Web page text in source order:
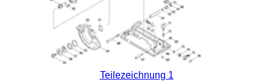
Teilezeichnung 1